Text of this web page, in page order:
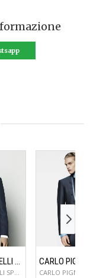
CARLO PIGNATELLI 48JX133C107615690
CARLO PIGNATELLI SPOSO